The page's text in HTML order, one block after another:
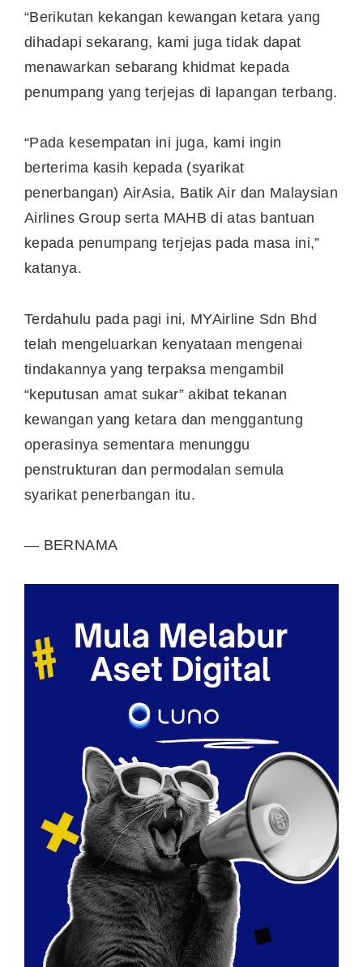
“Berikutan kekangan kewangan ketara yang
dihadapi sekarang, kami juga tidak dapat
menawarkan sebarang khidmat kepada
penumpang yang terjejas di lapangan terbang.
“Pada kesempatan ini juga, kami ingin
berterima kasih kepada (syarikat
penerbangan) AirAsia, Batik Air dan Malaysian
Airlines Group serta MAHB di atas bantuan
kepada penumpang terjejas pada masa ini,”
katanya.
Terdahulu pada pagi ini, MYAirline Sdn Bhd
telah mengeluarkan kenyataan mengenai
tindakannya yang terpaksa mengambil
“keputusan amat sukar” akibat tekanan
kewangan yang ketara dan menggantung
operasinya sementara menunggu
penstrukturan dan permodalan semula
syarikat penerbangan itu.
— BERNAMA